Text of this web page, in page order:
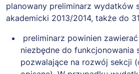
planowany preliminarz wydatków
akademicki 2013/2014, także do
preliminarz powinien
niezbędne do funkcjonowania
pozwalające na rozwój sekcji